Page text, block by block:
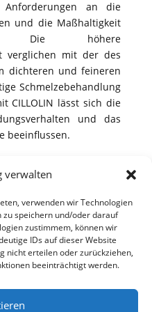
verwalten
verwenden wir Technologien
speichern und/oder darauf
zustimmem, können wir
IDs auf dieser Website
nicht erteilen oder zurückziehen,
beeinträchtigt werden.
an die
und die Maßhaltigkeit
Die höhere
verglichen mit der des
dichteren und feineren
Schmelzebehandlung
CILLOLIN lässt sich die
und das
beeinflussen.
zur:
und
und
des
zur Vorbeugung der